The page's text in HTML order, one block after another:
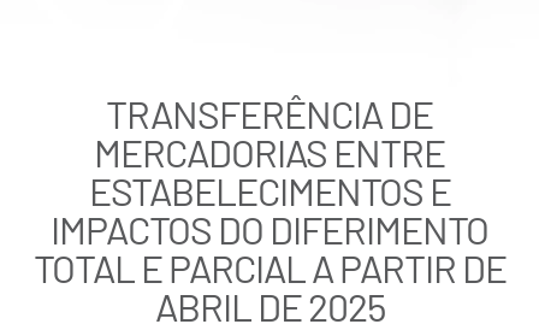
TRANSFERÊNCIA DE
MERCADORIAS ENTRE
ESTABELECIMENTOS E
IMPACTOS DO DIFERIMENTO
TOTAL E PARCIAL A PARTIR DE
ABRIL DE 2025